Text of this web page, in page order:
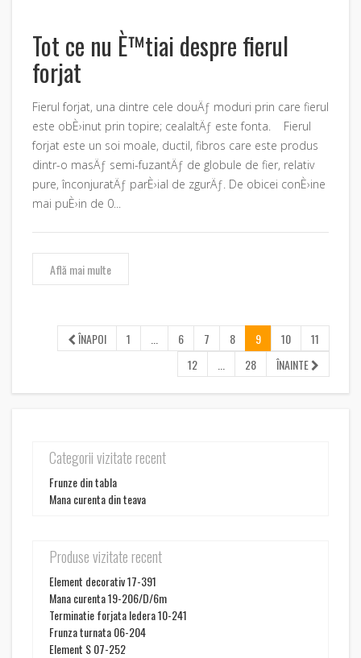
Tot ce nu È™tiai despre fierul
forjat
Fierul forjat, una dintre cele douÄƒ moduri prin care fierul
este obÈ›inut prin topire; cealaltÄƒ este fonta. Fierul
forjat este un soi moale, ductil, fibros care este produs
dintr-o masÄƒ semi-fuzantÄƒ de globule de fier, relativ
pure, înconjuratÄƒ parÈ›ial de zgurÄƒ. De obicei conÈ›ine
mai puÈ›in de 0...
Află mai multe
ÎNAPOI 1 6 7 8 9 10
11
12
28 ÎNAINTE
Categorii vizitate recent
Frunze din tabla
Mana curenta din teava
Produse vizitate recent
Element decorativ 17-391
Mana curenta 19-206/D/6m
Terminatie forjata Iedera 10-241
Frunza turnata 06-204
Element S 07-252